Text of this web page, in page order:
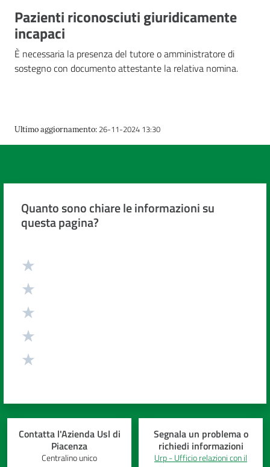
Novità
Scuole
Pazienti riconosciuti giuridicamente
incapaci
È necessaria la presenza del tutore o amministratore di
sostegno con documento attestante la relativa nomina.
Ultimo aggiornamento: 26-11-2024 13:30
Quanto sono chiare le informazioni su
questa pagina?
Contatta l'Azienda Usl di
Piacenza
Centralino unico
Segnala un problema o
richiedi informazioni
Urp - Ufficio relazioni con il